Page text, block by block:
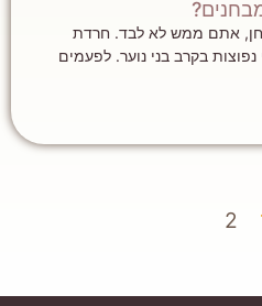
אתם ממש לא לבד. חרדת
בקרב בני נוער. לפעמים
2